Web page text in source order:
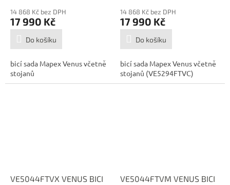
14 868 Kč bez DPH
17 990 Kč
Do košíku
bicí sada Mapex Venus včetně
stojanů
14 868 Kč bez DPH
17 990 Kč
Do košíku
bicí sada Mapex Venus včetně
stojanů (VE5294FTVC)
VE5044FTVX VENUS BICI
VE5044FTVM VENUS BICI